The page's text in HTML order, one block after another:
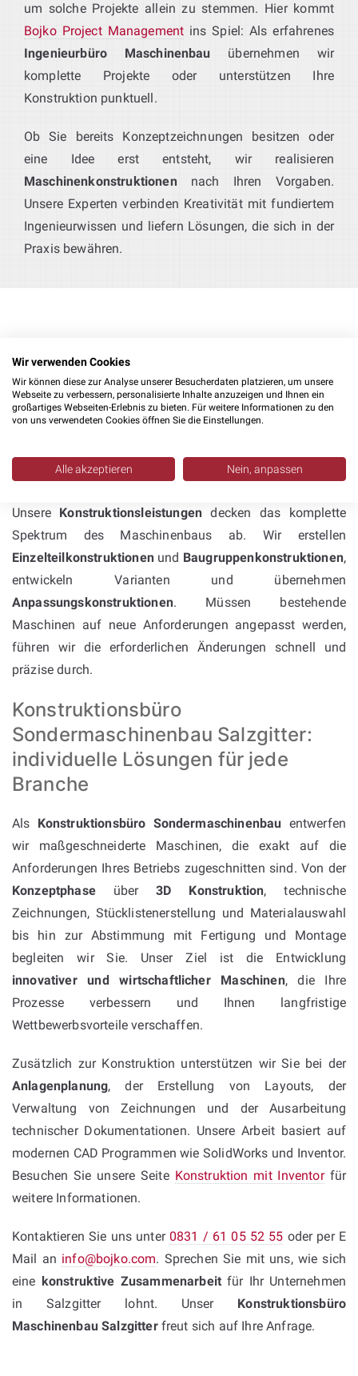
um solche Projekte allein zu stemmen. Hier kommt
Bojko Project Management ins Spiel: Als erfahrenes
Ingenieurbüro Maschinenbau übernehmen wir
komplette Projekte oder unterstützen Ihre
Konstruktion punktuell.
Ob Sie bereits Konzeptzeichnungen besitzen oder
eine Idee erst entsteht, wir realisieren
Maschinenkonstruktionen nach Ihren Vorgaben.
Unsere Experten verbinden Kreativität mit fundiertem
Ingenieurwissen und liefern Lösungen, die sich in der
Praxis bewähren.
Konstruktion mit Inventor &
SolidWorks: umfassende
Sondermaschinenbau
Unsere Konstruktionsleistungen decken das komplette
Spektrum des Maschinenbaus ab. Wir erstellen
Einzelteilkonstruktionenund Baugruppenkonstruktionen,
entwickeln Varianten und übernehmen
Anpassungskonstruktionen. Müssen bestehende
Maschinen auf neue Anforderungen angepasst werden,
führen wir die erforderlichen Änderungen schnell und
präzise durch.
Konstruktionsbüro
Sondermaschinenbau Salzgitter:
individuelle Lösungen für jede
Branche
Als Konstruktionsbüro Sondermaschinenbau entwerfen
wir maßgeschneiderte Maschinen, die exakt auf die
Anforderungen Ihres Betriebs zugeschnitten sind. Von der
Konzeptphaseüber3D Konstruktion, technische
Zeichnungen, Stücklistenerstellung und Materialauswahl
bis hin zur Abstimmung mit Fertigung und Montage
begleiten wir Sie. Unser Ziel ist die Entwicklung
innovativer und wirtschaftlicher Maschinen, die Ihre
Prozesse verbessern und Ihnen langfristige
Wettbewerbsvorteile verschaffen.
Zusätzlich zur Konstruktion unterstützen wir Sie bei der
Anlagenplanung, der Erstellung von Layouts, der
Verwaltung von Zeichnungen und der Ausarbeitung
technischer Dokumentationen. Unsere Arbeit basiert auf
modernen CAD Programmen wie SolidWorks und Inventor.
Besuchen Sie unsere Seite Konstruktion mit Inventorfür
weitere Informationen.
Kontaktieren Sie uns unter 0831 / 61 05 52 55 oder per E
Mail an info@bojko.com. Sprechen Sie mit uns, wie sich
eine konstruktive Zusammenarbeit für Ihr Unternehmen
in Salzgitter lohnt. Unser Konstruktionsbüro
Maschinenbau Salzgitterfreut sich auf Ihre Anfrage.
Wir verwenden Cookies
Wir können diese zur Analyse unserer Besucherdaten platzieren, um unsere
Webseite zu verbessern, personalisierte Inhalte anzuzeigen und Ihnen ein
großartiges Webseiten-Erlebnis zu bieten. Für weitere Informationen zu den
von uns verwendeten Cookies öffnen Sie die Einstellungen.
Alle akzeptieren Nein, anpassen